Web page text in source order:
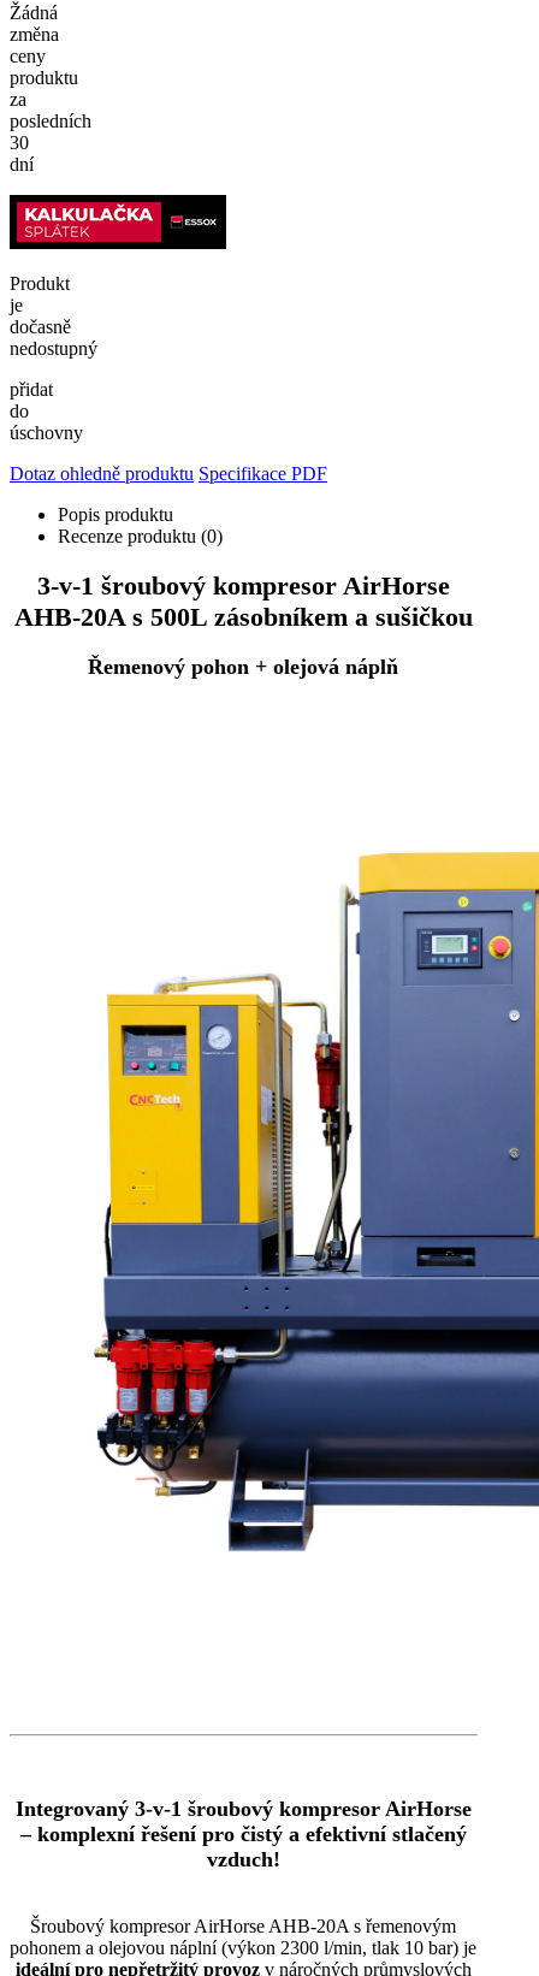
Žádná
změna
ceny
produktu
za
posledních
30
dní
Produkt
je
dočasně
nedostupný
přidat
do
úschovny
Dotaz ohledně produktu Specifikace PDF
Popis produktu
Recenze produktu (0)
3-v-1 šroubový kompresor AirHorse
AHB-20A s 500L zásobníkem a sušičkou
Řemenový pohon + olejová náplň
Integrovaný 3-v-1 šroubový kompresor AirHorse
– komplexní řešení pro čistý a efektivní stlačený
vzduch!
Šroubový kompresor AirHorse AHB-20A s řemenovým
pohonem a olejovou náplní (výkon 2300 l/min, tlak 10 bar) je
ideální pro nepřetržitý provozv náročných průmyslových